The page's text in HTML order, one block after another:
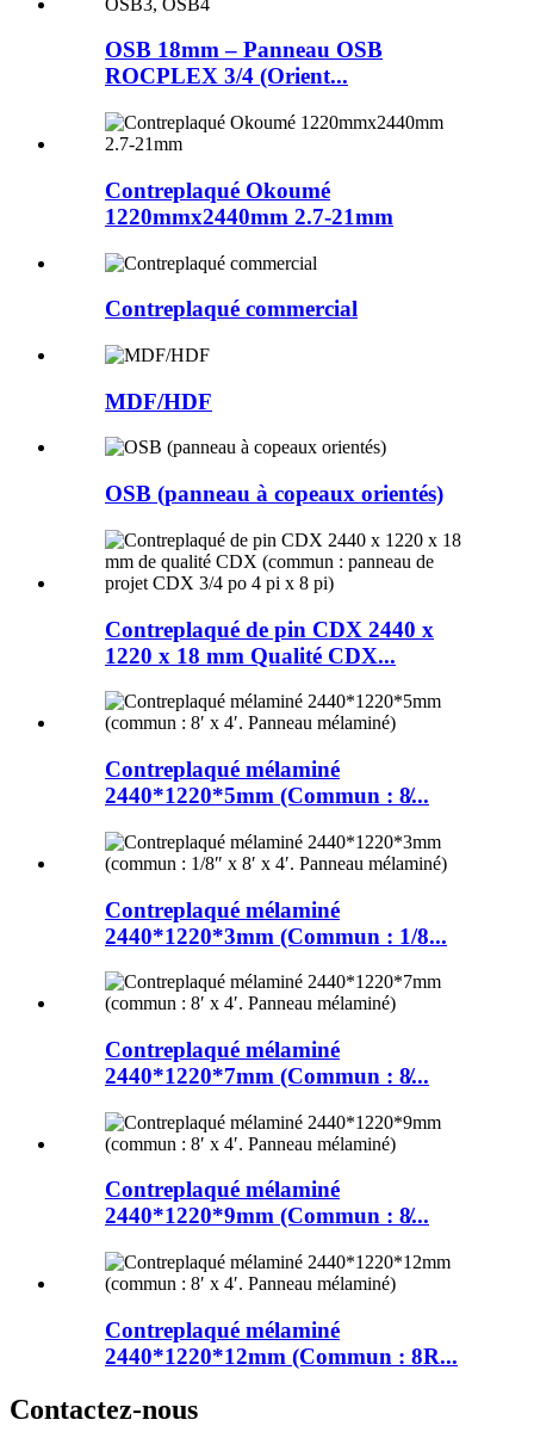
OSB 18mm – Panneau OSB
ROCPLEX 3/4 (Orient...
Contreplaqué Okoumé
1220mmx2440mm 2.7-21mm
Contreplaqué commercial
MDF/HDF
OSB (panneau à copeaux orientés)
Contreplaqué de pin CDX 2440 x
1220 x 18 mm Qualité CDX...
Contreplaqué mélaminé
2440*1220*5mm (Commun : 8̸...
Contreplaqué mélaminé
2440*1220*3mm (Commun : 1/8...
Contreplaqué mélaminé
2440*1220*7mm (Commun : 8̸...
Contreplaqué mélaminé
2440*1220*9mm (Commun : 8̸...
Contreplaqué mélaminé
2440*1220*12mm (Commun : 8R...
Contactez-nous